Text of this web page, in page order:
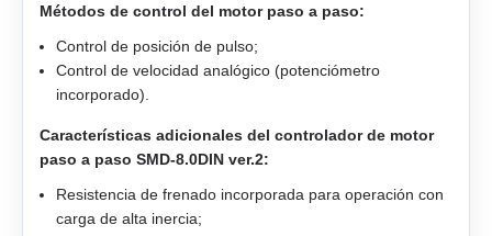
ST11018L8004‑A
AS4118L1804‑E
AS5918L4204-ENM24
EM3J-02
EM3J-04
EM3J-08
USB-RS485
Métodos de control del motor paso a paso:
Control de posición de pulso;
Control de velocidad analógico (potenciómetro
incorporado).
Características adicionales del controlador de motor
paso a paso SMD-8.0DIN ver.2:
Resistencia de frenado incorporada para operación con
carga de alta inercia;